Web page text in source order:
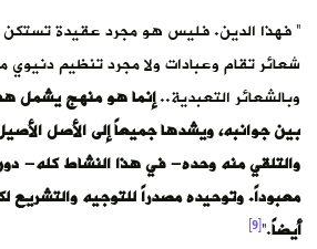
” فهذا الدين. فليس هو مجرد عقيدة تستكن
شعائر تقام وعبادات ولا مجرد تنظيم
وبالشعائر التعبدية..إنما هو منهج يشمل
بين جوانبه، ويشدها جميعاً إلى الأصل
والتلقي منه وحده- في هذا النشاط كله-
معبوداً. وتوحيده مصدراً للتوجيه والتشريع
أيضاً.”
[9]